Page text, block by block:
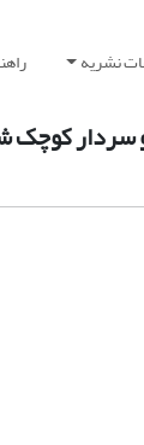
نشریه
سردار کوچک